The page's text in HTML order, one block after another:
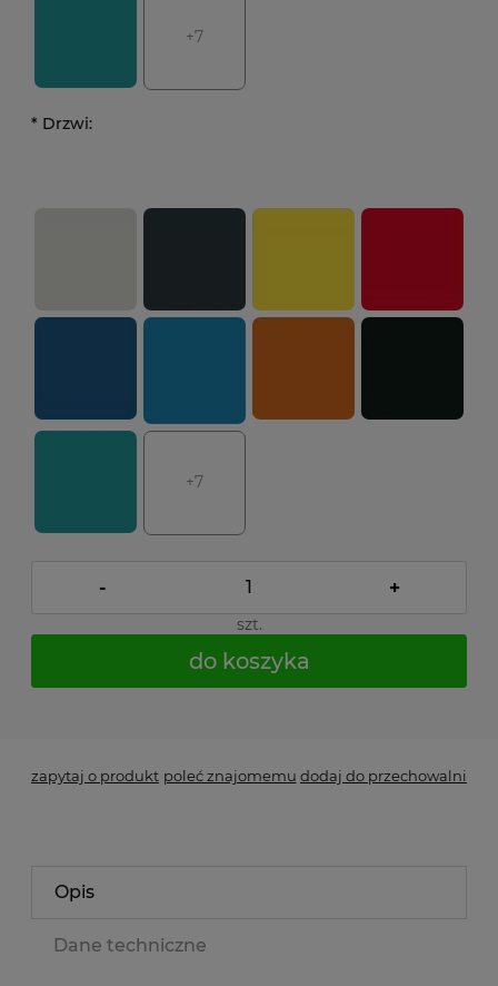
+7
* Drzwi:
+7
- +
szt.
do koszyka
zapytaj o produkt poleć znajomemu dodaj do przechowalni
Opis
Dane techniczne